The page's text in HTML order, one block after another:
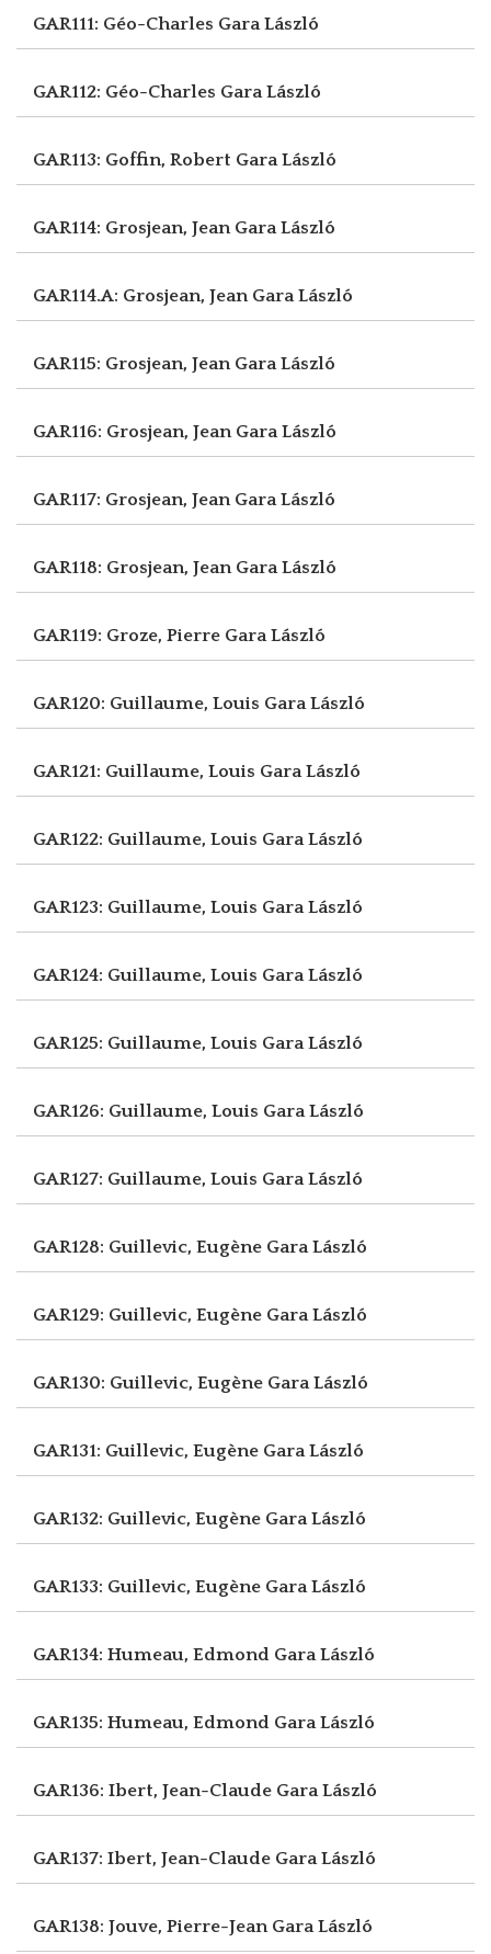
GAR111: Géo-Charles Gara László
GAR112: Géo-Charles Gara László
GAR113: Goffin, Robert Gara László
GAR114: Grosjean, Jean Gara László
GAR114.A: Grosjean, Jean Gara László
GAR115: Grosjean, Jean Gara László
GAR116: Grosjean, Jean Gara László
GAR117: Grosjean, Jean Gara László
GAR118: Grosjean, Jean Gara László
GAR119: Groze, Pierre Gara László
GAR120: Guillaume, Louis Gara László
GAR121: Guillaume, Louis Gara László
GAR122: Guillaume, Louis Gara László
GAR123: Guillaume, Louis Gara László
GAR124: Guillaume, Louis Gara László
GAR125: Guillaume, Louis Gara László
GAR126: Guillaume, Louis Gara László
GAR127: Guillaume, Louis Gara László
GAR128: Guillevic, Eugène Gara László
GAR129: Guillevic, Eugène Gara László
GAR130: Guillevic, Eugène Gara László
GAR131: Guillevic, Eugène Gara László
GAR132: Guillevic, Eugène Gara László
GAR133: Guillevic, Eugène Gara László
GAR134: Humeau, Edmond Gara László
GAR135: Humeau, Edmond Gara László
GAR136: Ibert, Jean-Claude Gara László
GAR137: Ibert, Jean-Claude Gara László
GAR138: Jouve, Pierre-Jean Gara László